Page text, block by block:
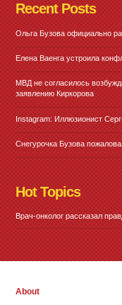
Recent Posts
Ольга Бузова официально
Елена Ваенга устроила
МВД не согласилось
заявлению Киркорова
Instagram: Иллюзионист
Снегурочка Бузова
Hot Topics
Врач-онколог рассказал
About